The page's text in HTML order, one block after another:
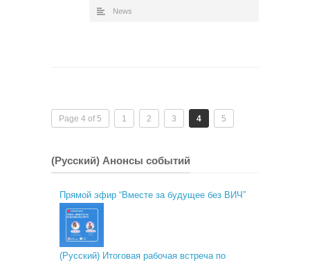
News
Page 4 of 5 1 2 3 4 5
(Русский) Анонсы событий
Прямой эфир “Вместе за будущее без ВИЧ”
(Русский) Итоговая рабочая встреча по